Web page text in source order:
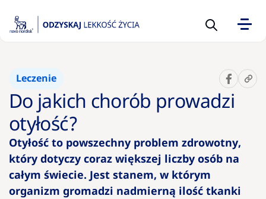
10 pytań
na temat
warto
zadać
Leczenie
Do jakich chorób prowadzi
otyłość?
Otyłość to powszechny problem zdrowotny,
który dotyczy coraz większej liczby osób na
całym świecie. Jest stanem, w którym
organizm gromadzi nadmierną ilość tkanki